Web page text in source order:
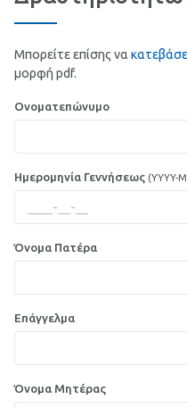
Μπορείτε επίσης να
μορφή pdf.
Ονοματεπώνυμο
Ημερομηνία Γεννήσεως (YYYY-
Όνομα Πατέρα
Επάγγελμα
Όνομα Μητέρας